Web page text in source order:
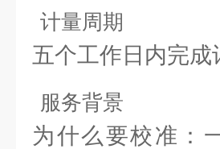
计量周期
五个工作日内完
服务背景
为什么要校准：